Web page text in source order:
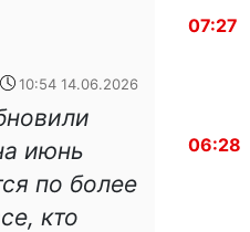
10:54 14.06.2026
июнь
по более
кто
07:27
06:28